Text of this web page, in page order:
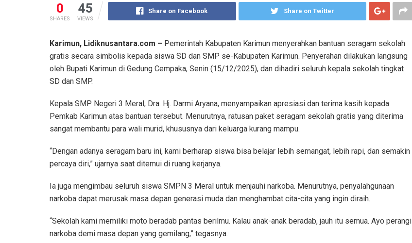
0
SHARES
45
VIEWS
Share on Facebook Share on Twitter
Karimun, Lidiknusantara.com – Pemerintah Kabupaten Karimun menyerahkan bantuan seragam sekolah
gratis secara simbolis kepada siswa SD dan SMP se-Kabupaten Karimun. Penyerahan dilakukan langsung
oleh Bupati Karimun di Gedung Cempaka, Senin (15/12/2025), dan dihadiri seluruh kepala sekolah tingkat
SD dan SMP.
Kepala SMP Negeri 3 Meral, Dra. Hj. Darmi Aryana, menyampaikan apresiasi dan terima kasih kepada
Pemkab Karimun atas bantuan tersebut. Menurutnya, ratusan paket seragam sekolah gratis yang diterima
sangat membantu para wali murid, khususnya dari keluarga kurang mampu.
“Dengan adanya seragam baru ini, kami berharap siswa bisa belajar lebih semangat, lebih rapi, dan semakin
percaya diri,” ujarnya saat ditemui di ruang kerjanya.
Ia juga mengimbau seluruh siswa SMPN 3 Meral untuk menjauhi narkoba. Menurutnya, penyalahgunaan
narkoba dapat merusak masa depan generasi muda dan menghambat cita-cita yang ingin diraih.
“Sekolah kami memiliki moto beradab pantas berilmu. Kalau anak-anak beradab, jauh itu semua. Ayo perangi
narkoba demi masa depan yang gemilang,” tegasnya.